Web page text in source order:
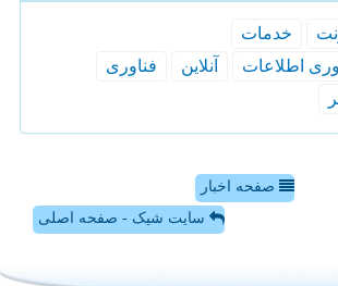
خدمات
اطلاعات
آنلاین
فناوری
صفحه اخبار
سایت شیک - صفحه اصلی